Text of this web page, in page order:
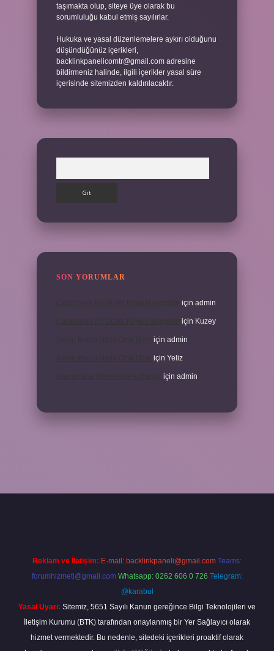
taşımakta olup, siteye üye olarak bu
sorumluluğu kabul etmiş sayılırlar.
Hukuka ve yasal düzenlemelere aykırı olduğunu
düşündüğünüz içerikleri,
backlinkpanelicomtr@gmail.com adresine
bildirmeniz halinde, ilgili içerikler yasal süre
içerisinde sitemizden kaldırılacaktır.
SON YORUMLAR
için admin
için Kuzey
Akrep Burcu Nasıl Özür Diler için admin
Akrep Burcu Nasıl Özür Diler için Yeliz
için admin
Reklam ve İletişim: E-mail: backlinkpaneli@gmail.com Teams:
forumhizmeti@gmail.com Whatsapp: 0262 606 0 726 Telegram:
@karabul
Yasal Uyarı: Sitemiz, 5651 Sayılı Kanun gereğince Bilgi Teknolojileri ve
İletişim Kurumu (BTK) tarafından onaylanmış bir Yer Sağlayıcı olarak
hizmet vermektedir. Bu nedenle, sitedeki içerikleri proaktif olarak